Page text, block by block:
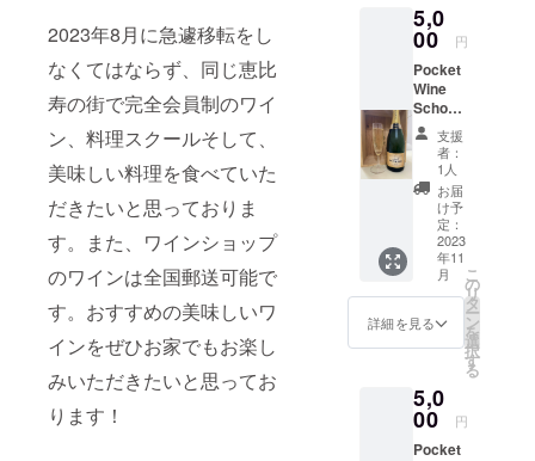
2023年8月に急遽移転をし
なくてはならず、同じ恵比
寿の街で完全会員制のワイ
ン、料理スクールそして、
美味しい料理を食べていた
だきたいと思っておりま
す。また、ワインショップ
のワインは全国郵送可能で
す。おすすめの美味しいワ
インをぜひお家でもお楽し
みいただきたいと思ってお
ります！
（CSW）
ジャーマン
ワインアカ
デミーエキ
スパート認
定講師
モルドバ ア
グリ＆ラダ
チーニ ワイ
ンマスター
認定
Wines of
South
Africa(WOSA
メッセージ
某大手料理
教室にて、
オース
トラリ
ア 品種
シャル
ドネ種
80％、
ピノ・
ノワー
ル種
19％ シ
ラーズ
Brut
AL11%
ワイン
の特徴
キャノ
を丁寧
に行っ
ら収穫
ると提
供いた
しま
す。
2023年
12月末
まで。
「有効
期限：
2023年
10月～
2023年
12月」
ワイン
体験
レッス
ン：120
最終有
効期限
2023年
12月31
5,0
00 円
Pocket
Wine
School
、Shop
おすす
めシャ
ンパー
ニュ、
ポケッ
トワイ
ンス
クール
一番人
気のお
買い得
シャン
ニュ
CHAMP
AGNE
BRUT
支援
者：
1人
お届
け予
定：
2023
年11
月
詳細を見る
こ
の
リ
タ
ー
ン
を
選
択
す
る
5,0
00 円
Pocket